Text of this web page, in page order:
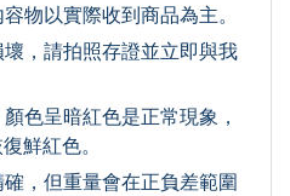
物以實際收到商品為主。
，請拍照存證並立即與我
色呈暗紅色是正常現象，
鮮紅色。
，但重量會在正負差範圍